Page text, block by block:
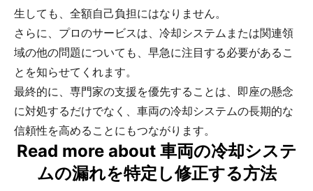
生しても、全額自己負担にはなりません。
さらに、プロのサービスは、冷却システムまたは関連領
域の他の問題についても、早急に注目する必要があるこ
とを知らせてくれます。
最終的に、専門家の支援を優先することは、即座の懸念
に対処するだけでなく、車両の冷却システムの長期的な
信頼性を高めることにもつながります。
Read more about 車両の冷却システ
ムの漏れを特定し修正する方法